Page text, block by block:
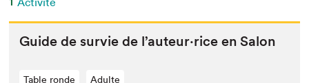
Guide de survie de l’auteur⋅rice en Salon
Table ronde Adulte